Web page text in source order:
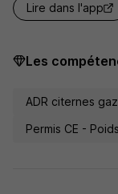
Lire dans l'app
Les
ADR citernes gaz
Permis CE -